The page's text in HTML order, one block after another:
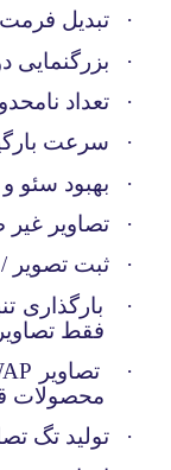
·
تبدیل فرمت
·
بزرگنمایی
·
تعداد
·
سرعت
·
بهبود سئو و
·
تصاویر
·
ثبت تصویر
·
بارگذاری
فقط
·
تصاویر
محصولات
·
تولید تگ